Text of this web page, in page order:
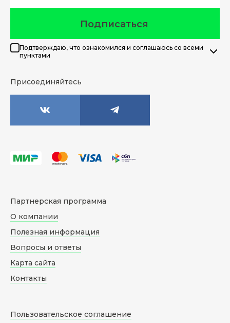
Подписаться
Подтверждаю, что ознакомился и соглашаюсь со всеми
пунктами
Присоединяйтесь
Партнерская программа
О компании
Полезная информация
Вопросы и ответы
Карта сайта
Контакты
Пользовательское соглашение